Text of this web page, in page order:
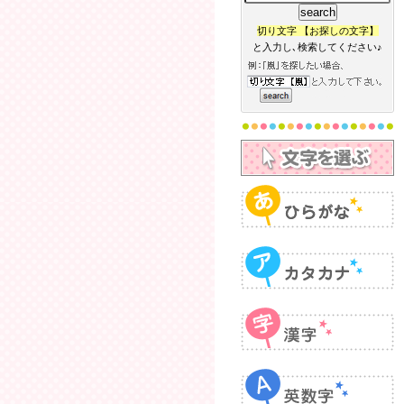
切り文字 【お探しの文字】
と入力し､検索してください♪